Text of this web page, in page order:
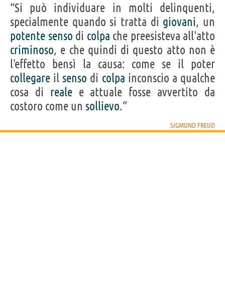
“Si può individuare in molti delinquenti,
specialmente quando si tratta di giovani, un
potente senso di colpa che preesisteva all'atto
criminoso, e che quindi di questo atto non è
l'effetto bensì la causa: come se il poter
collegare il senso di colpa inconscio a qualche
cosa di realee attuale fosse avvertito da
costoro come un sollievo.”
SIGMUND FREUD